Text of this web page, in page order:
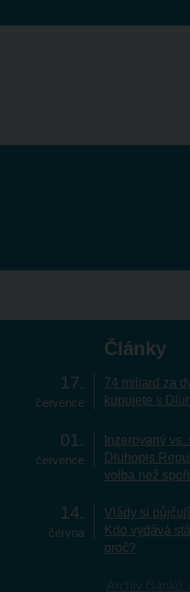
Články
17
července
74 miliard za
kupujete s
01
července
Inzerovaný
Dluhopis
volba než
14
června
Vlády si
Kdo vydává
proč?